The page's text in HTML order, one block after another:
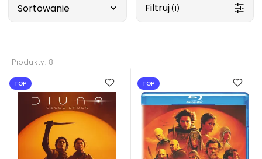
Sortowanie Filtruj (1)
Produkty: 8
TOP TOP 5.00